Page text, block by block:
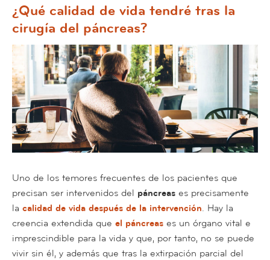
¿Qué calidad de vida tendré tras la
cirugía del páncreas?
Uno de los temores frecuentes de los pacientes que
precisan ser intervenidos del páncreas es precisamente
la calidad de vida después de la intervención. Hay la
creencia extendida que el páncreas es un órgano vital e
imprescindible para la vida y que, por tanto, no se puede
vivir sin él, y además que tras la extirpación parcial del